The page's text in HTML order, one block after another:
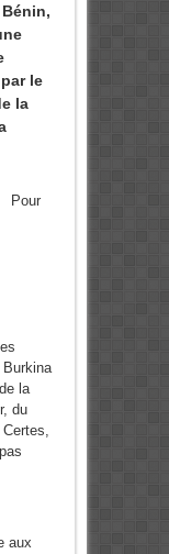
le
la
Pour
la
du
aux